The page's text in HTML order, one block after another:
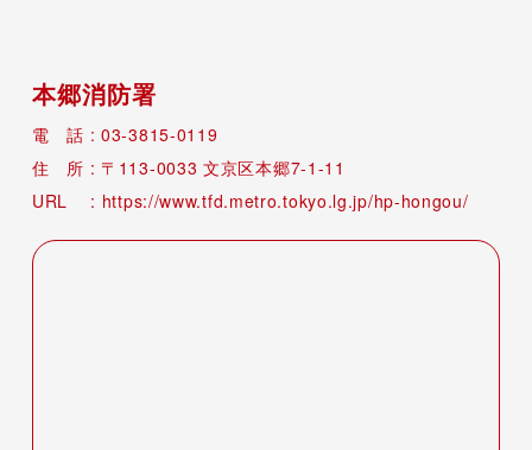
本郷消防署
03-3815-0119
113-0033 文京区本郷7-1-11
https://www.tfd.metro.tokyo.lg.jp/hp-hongou/